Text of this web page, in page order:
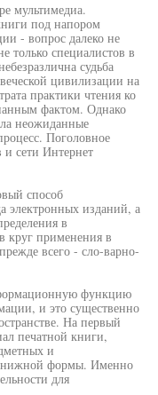
мультимедиа.
под напором
- вопрос далеко не
только специалистов в
судьба
цивилизации на
практики чтения ко
фактом. Однако
неожиданные
Поголовное
сети Интернет
способ
электронных изданий, а
в
круг применения в
всего - сло-варно-
функцию
и это существенно
На первый
печатной книги,
и
формы. Именно
для